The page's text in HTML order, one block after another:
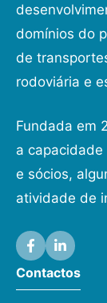
domínios do
de
rodoviária e
Fundada em
a
e sócios,
atividade de
Contactos